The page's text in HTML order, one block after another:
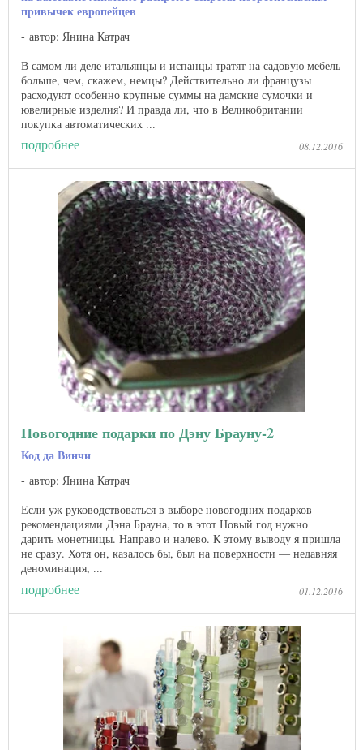
привычек европейцев
автор: Янина Катрач
В самом ли деле итальянцы и испанцы тратят на садовую мебель
больше, чем, скажем, немцы? Действительно ли французы
расходуют особенно крупные суммы на дамские сумочки и
ювелирные изделия? И правда ли, что в Великобритании
покупка автоматических ...
подробнее 08.12.2016
Новогодние подарки по Дэну Брауну-2
Код да Винчи
автор: Янина Катрач
Если уж руководствоваться в выборе новогодних подарков
рекомендациями Дэна Брауна, то в этот Новый год нужно
дарить монетницы. Направо и налево. К этому выводу я пришла
не сразу. Хотя он, казалось бы, был на поверхности — недавняя
деноминация, ...
подробнее 01.12.2016